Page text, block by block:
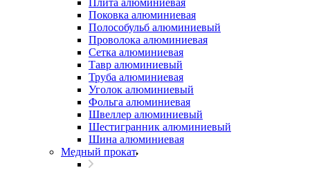
Плита алюминиевая
Поковка алюминиевая
Полособульб алюминиевый
Проволока алюминиевая
Сетка алюминиевая
Тавр алюминиевый
Труба алюминиевая
Уголок алюминиевый
Фольга алюминиевая
Швеллер алюминиевый
Шестигранник алюминиевый
Шина алюминиевая
Медный прокат